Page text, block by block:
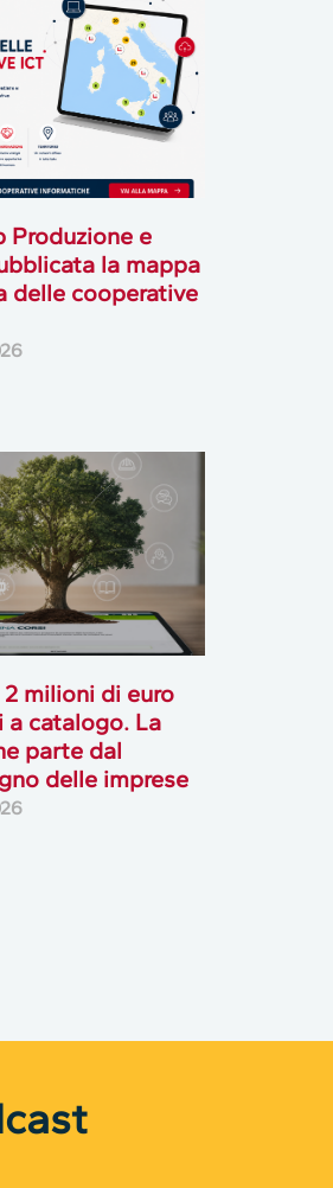
Produzione e
la mappa
delle cooperative
milioni di euro
a catalogo. La
parte dal
delle imprese
necessari ✕